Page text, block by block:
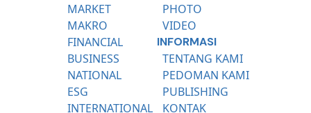
MARKET
MAKRO
FINANCIAL
BUSINESS
NATIONAL
ESG
INTERNATIONAL
PHOTO
VIDEO
INFORMASI
TENTANG KAMI
PEDOMAN KAMI
PUBLISHING
KONTAK